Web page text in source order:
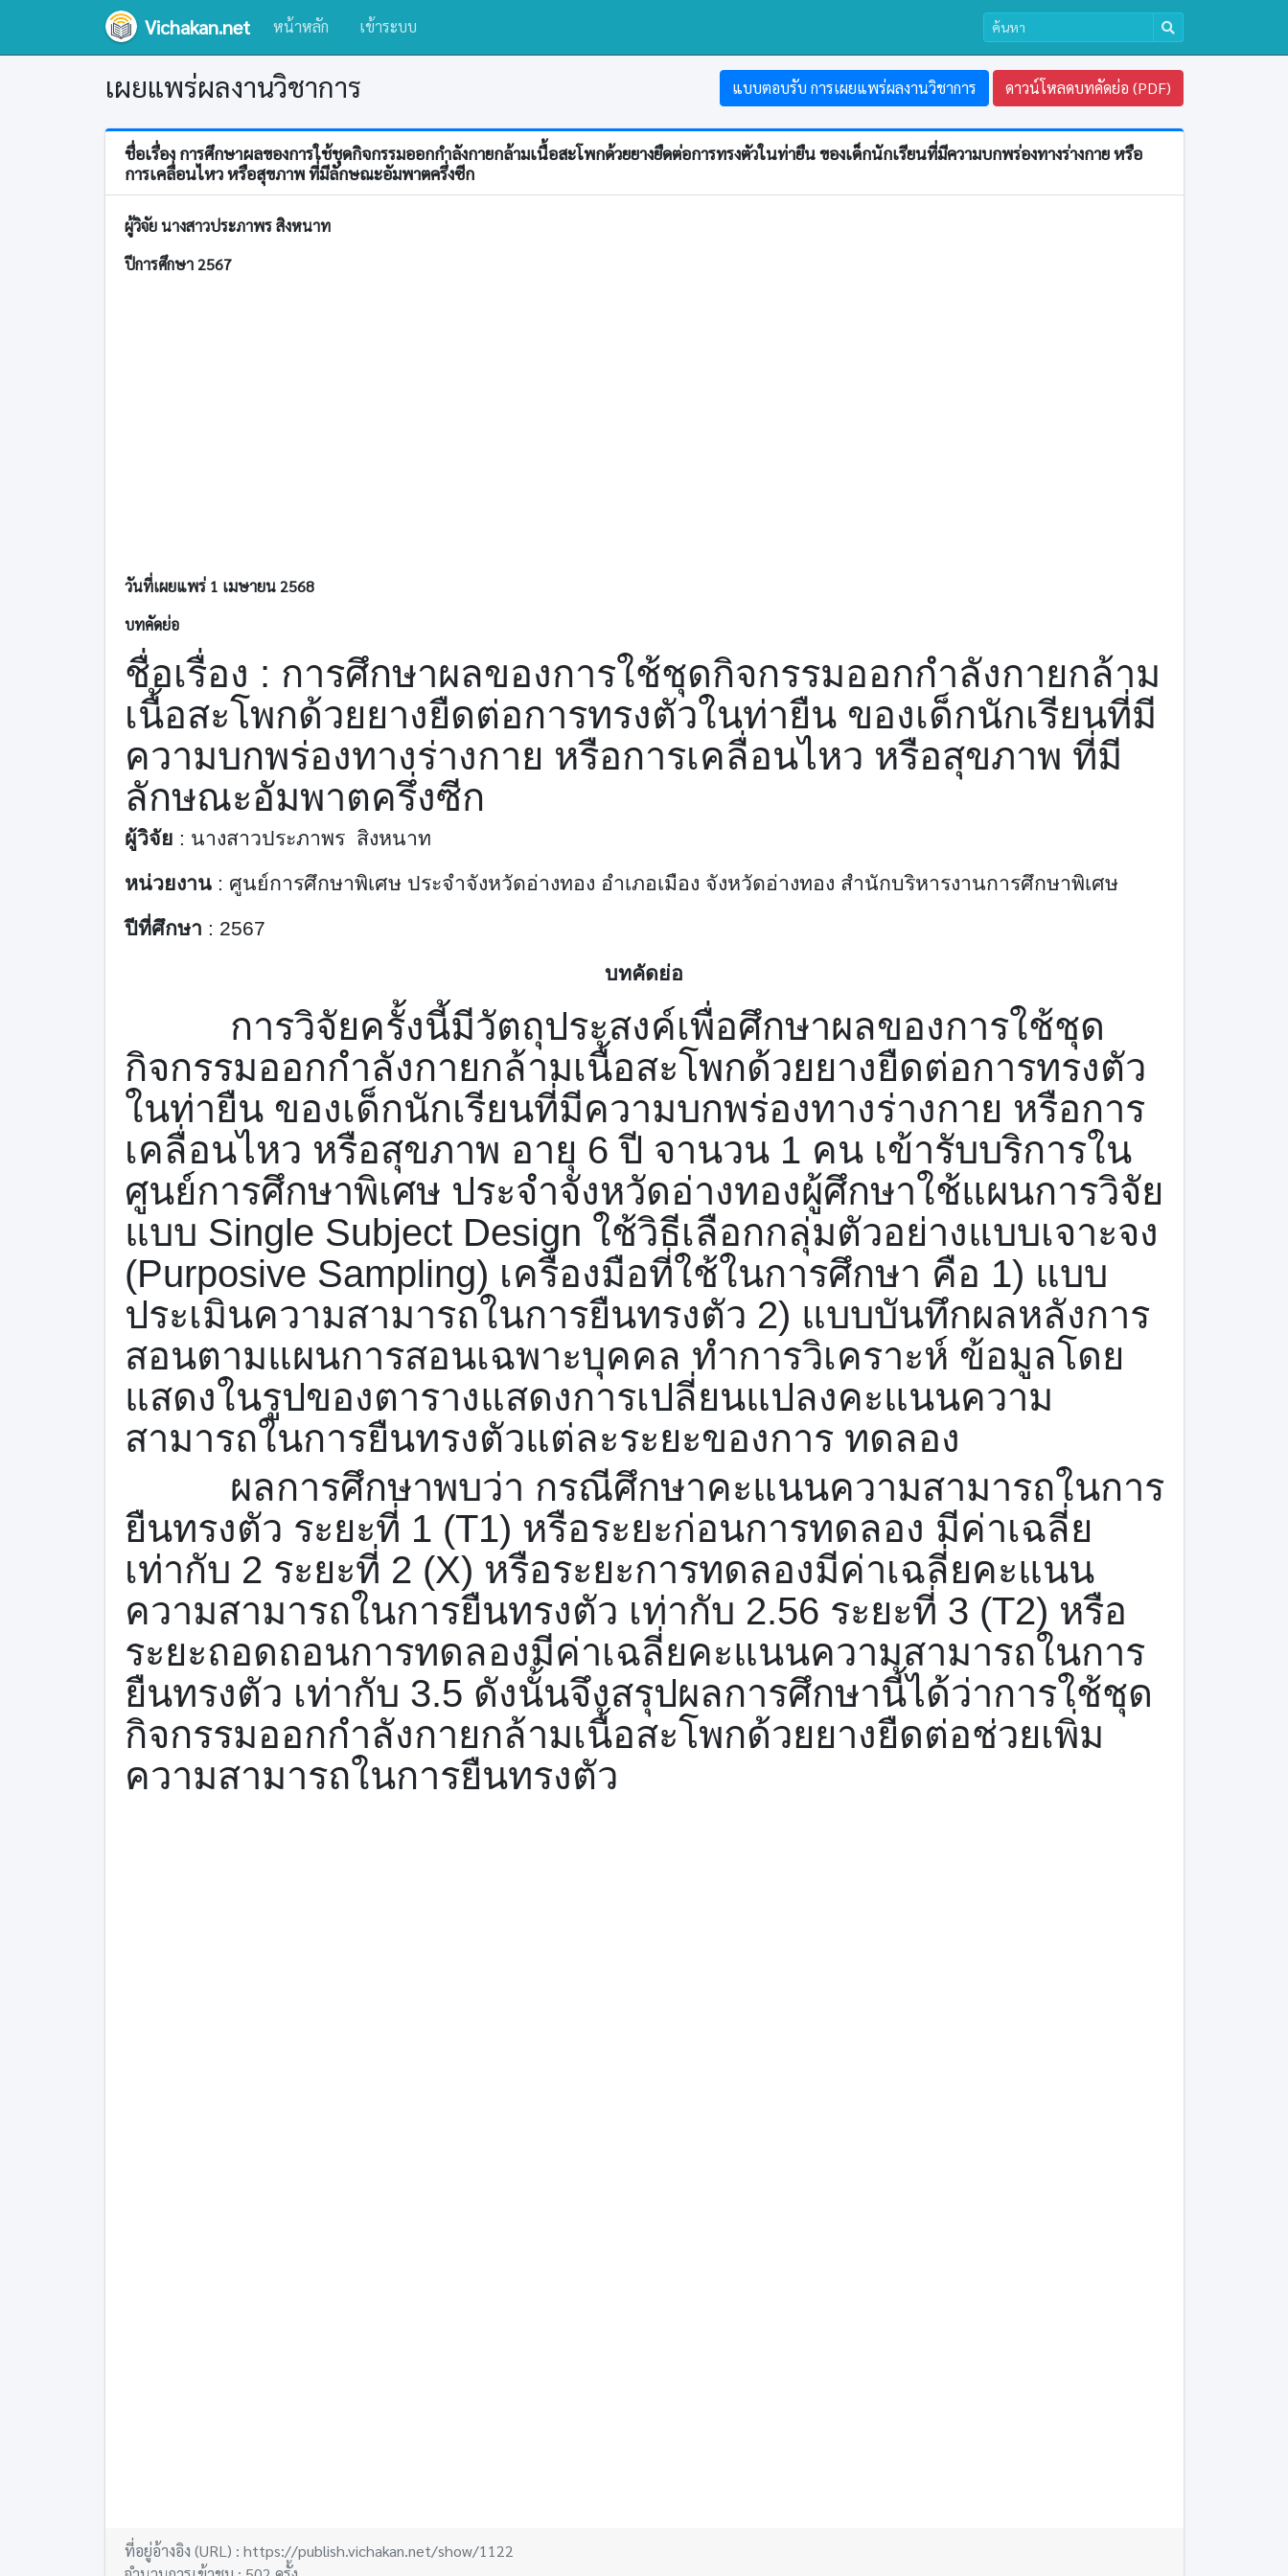
Vichakan.net หน้าหลัก เข้าระบบ
เผยแพร่ผลงานวิชาการ แบบตอบรับ การเผยแพร่ผลงานวิชาการ ดาวน์โหลดบทคัดย่อ (PDF)
ชื่อเรื่อง การศึกษาผลของการใช้ชุดกิจกรรมออกกำลังกายกล้ามเนื้อสะโพกด้วยยางยืดต่อการทรงตัวในท่ายืน ของเด็กนักเรียนที่มีความบกพร่องทางร่างกาย หรือ
การเคลื่อนไหว หรือสุขภาพ ที่มีลักษณะอัมพาตครึ่งซีก
ผู้วิจัย นางสาวประภาพร สิงหนาท
ปีการศึกษา 2567
วันที่เผยแพร่ 1 เมษายน 2568
บทคัดย่อ
ชื่อเรื่อง : การศึกษาผลของการใช้ชุดกิจกรรมออกกำลังกายกล้าม
เนื้อสะโพกด้วยยางยืดต่อการทรงตัวในท่ายืน ของเด็กนักเรียนที่มี
ความบกพร่องทางร่างกาย หรือการเคลื่อนไหว หรือสุขภาพ ที่มี
ลักษณะอัมพาตครึ่งซีก
ผู้วิจัย : นางสาวประภาพร สิงหนาท
หน่วยงาน : ศูนย์การศึกษาพิเศษ ประจำจังหวัดอ่างทอง อำเภอเมือง จังหวัดอ่างทอง สำนักบริหารงานการศึกษาพิเศษ
ปีที่ศึกษา : 2567
บทคัดย่อ
การวิจัยครั้งนี้มีวัตถุประสงค์เพื่อศึกษาผลของการใช้ชุด
กิจกรรมออกกำลังกายกล้ามเนื้อสะโพกด้วยยางยืดต่อการทรงตัว
ในท่ายืน ของเด็กนักเรียนที่มีความบกพร่องทางร่างกาย หรือการ
เคลื่อนไหว หรือสุขภาพ อายุ 6 ปี จานวน 1 คน เข้ารับบริการใน
ศูนย์การศึกษาพิเศษ ประจำจังหวัดอ่างทองผู้ศึกษาใช้แผนการวิจัย
แบบ Single Subject Design ใช้วิธีเลือกกลุ่มตัวอย่างแบบเจาะจง
(Purposive Sampling) เครื่องมือที่ใช้ในการศึกษา คือ 1) แบบ
ประเมินความสามารถในการยืนทรงตัว 2) แบบบันทึกผลหลังการ
สอนตามแผนการสอนเฉพาะบุคคล ทำการวิเคราะห์ ข้อมูลโดย
แสดงในรูปของตารางแสดงการเปลี่ยนแปลงคะแนนความ
สามารถในการยืนทรงตัวแต่ละระยะของการ ทดลอง
ผลการศึกษาพบว่า กรณีศึกษาคะแนนความสามารถในการ
ยืนทรงตัว ระยะที่ 1 (T1) หรือระยะก่อนการทดลอง มีค่าเฉลี่ย
เท่ากับ 2 ระยะที่ 2 (X) หรือระยะการทดลองมีค่าเฉลี่ยคะแนน
ความสามารถในการยืนทรงตัว เท่ากับ 2.56 ระยะที่ 3 (T2) หรือ
ระยะถอดถอนการทดลองมีค่าเฉลี่ยคะแนนความสามารถในการ
ยืนทรงตัว เท่ากับ 3.5 ดังนั้นจึงสรุปผลการศึกษานี้ได้ว่าการใช้ชุด
กิจกรรมออกกำลังกายกล้ามเนื้อสะโพกด้วยยางยืดต่อช่วยเพิ่ม
ความสามารถในการยืนทรงตัว
ที่อยู่อ้างอิง (URL) : https://publish.vichakan.net/show/1122